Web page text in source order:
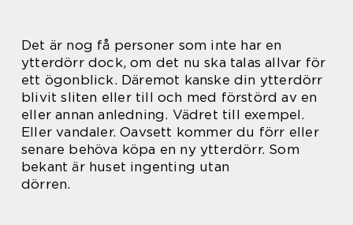
Det är nog få personer som inte har en
ytterdörr dock, om det nu ska talas allvar för
ett ögonblick. Däremot kanske din ytterdörr
blivit sliten eller till och med förstörd av en
eller annan anledning. Vädret till exempel.
Eller vandaler. Oavsett kommer du förr eller
senare behöva köpa en ny ytterdörr. Som
bekant är huset ingenting utan
dörren.